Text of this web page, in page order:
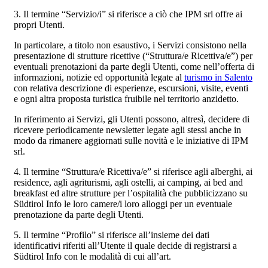
3. Il termine “Servizio/i” si riferisce a ciò che IPM srl offre ai
propri Utenti.
In particolare, a titolo non esaustivo, i Servizi consistono nella
presentazione di strutture ricettive (“Struttura/e Ricettiva/e”) per
eventuali prenotazioni da parte degli Utenti, come nell’offerta di
informazioni, notizie ed opportunità legate al turismo in Salento
con relativa descrizione di esperienze, escursioni, visite, eventi
e ogni altra proposta turistica fruibile nel territorio anzidetto.
In riferimento ai Servizi, gli Utenti possono, altresì, decidere di
ricevere periodicamente newsletter legate agli stessi anche in
modo da rimanere aggiornati sulle novità e le iniziative di IPM
srl.
4. Il termine “Struttura/e Ricettiva/e” si riferisce agli alberghi, ai
residence, agli agriturismi, agli ostelli, ai camping, ai bed and
breakfast ed altre strutture per l’ospitalità che pubblicizzano su
Südtirol Info le loro camere/i loro alloggi per un eventuale
prenotazione da parte degli Utenti.
5. Il termine “Profilo” si riferisce all’insieme dei dati
identificativi riferiti all’Utente il quale decide di registrarsi a
Südtirol Info con le modalità di cui all’art.